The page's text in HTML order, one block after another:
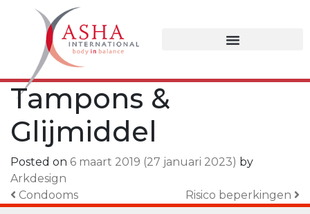
Tampons &
Glijmiddel
Posted on 6 maart 2019 (27 januari 2023) by
Arkdesign
Bericht Navigatie
Condooms Risico beperkingen